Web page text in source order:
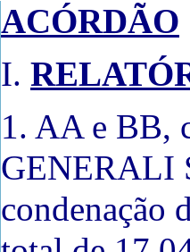
ACÓRDÃO
I.
1. AA e BB,
GENERALI
condenação